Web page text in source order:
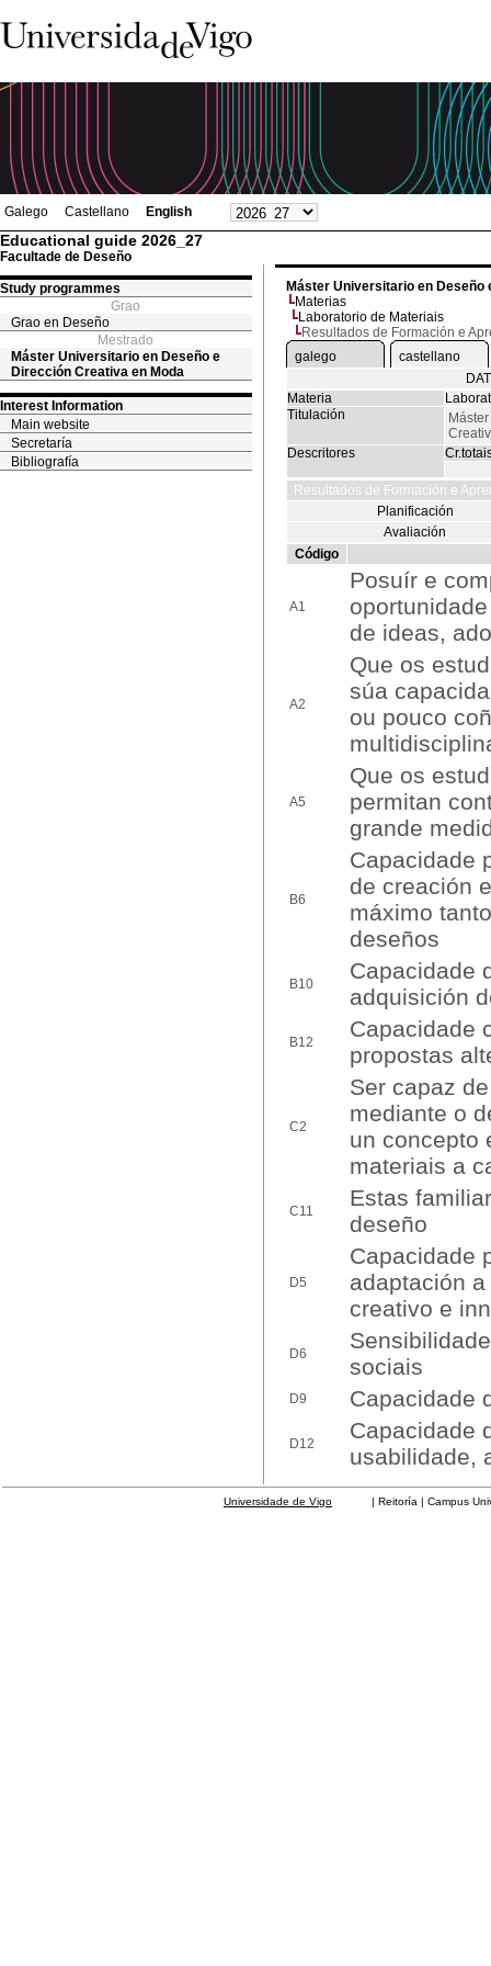
Galego Castellano English
Educational guide 2026_27
Facultade de Deseño
Study programmes
Grao
Grao en Deseño
Mestrado
Máster Universitario en Deseño e
Dirección Creativa en Moda
Interest Information
Main website
Secretaría
Bibliografía
Máster Universitario en Deseño
Materias
Laboratorio de Materiais
Resultados de Formación e
galego
castellano
Materia
Titulación
Descritores
Resultados de Formación e
Planificación
Avaliación
Código
A1
Posuír e
de ideas,
A2
Que os
súa
ou pouco
A5
Que os
permitan
grande
B6
Capacidade
de creación
máximo
deseños
B10
Capacidade
adquisición
B12
Capacidade
propostas
C2
Ser capaz
mediante o
un concepto
materiais a
C11
Estas
deseño
D5
Capacidade
adaptación
creativo e
D6
sociais
D9 Capacidade
D12
Capacidade
usabilidade,
Universidade de Vigo | Reitoría | Campus